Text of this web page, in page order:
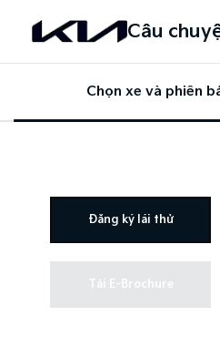
Câu
Chọn xe và phiên
Đăng ký lái thử
Tải E-Brochure